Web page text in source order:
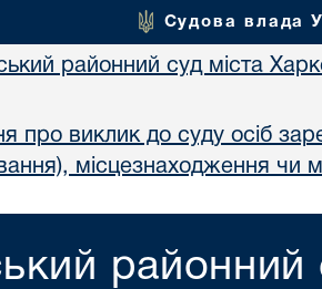
Судова влада
районний суд міста
про виклик до суду осіб
місцезнаходження чи
районний